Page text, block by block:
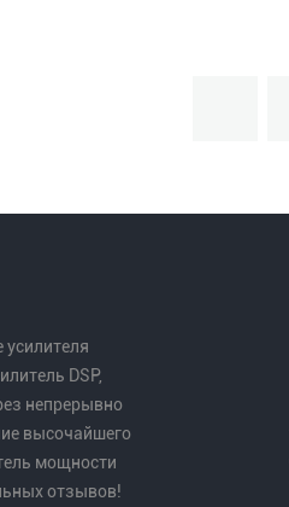
DSP,
непрерывно
высочайшего
мощности
отзывов!